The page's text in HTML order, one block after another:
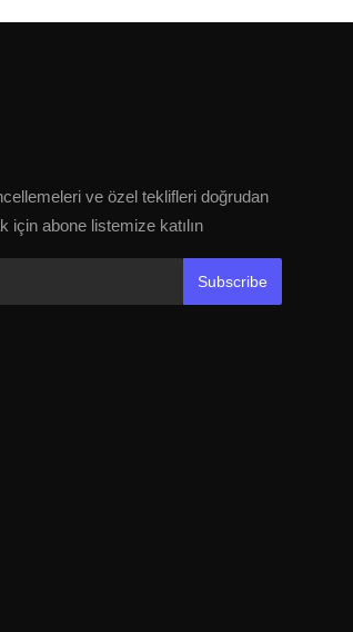
ve özel teklifleri doğrudan
için abone listemize katılın
Subscribe